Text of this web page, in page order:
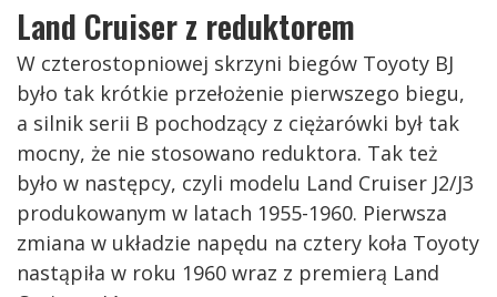
Land Cruiser z reduktorem
W czterostopniowej skrzyni biegów Toyoty BJ
było tak krótkie przełożenie pierwszego biegu,
a silnik serii B pochodzący z ciężarówki był tak
mocny, że nie stosowano reduktora. Tak też
było w następcy, czyli modelu Land Cruiser J2/J3
produkowanym w latach 1955-1960. Pierwsza
zmiana w układzie napędu na cztery koła Toyoty
nastąpiła w roku 1960 wraz z premierą Land